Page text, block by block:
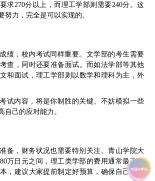
求270分以上，而理工学部则需要240分。这
努力，完全是可以实现的。
绩，校内考试同样重要。文学部的考生需要
查，同时还要准备面试。而如法学部等其他
和面试，理工学部则以数学和理科为主，外
试内容，将是你制胜的关键。不妨模拟一些
自己的应对能力。
备，财务状况也需要特别关注。青山学院大
万日元之间，理工类学部的费用通常最高。
，建议大家提前制定好预算，确保自己的留